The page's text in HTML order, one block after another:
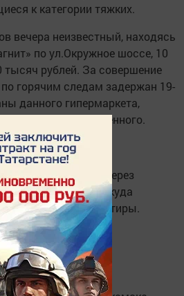
к категории тяжких.
вечера неизвестный, находясь
по ул.Окружное шоссе, 10
рублей. За совершение
горячим следам задержан 19-
данного гипермаркета,
часть похищенного.
утра неизвестный через
ул.Стахеевых, откуда
хозяйки квартиры.
по поимке лица,